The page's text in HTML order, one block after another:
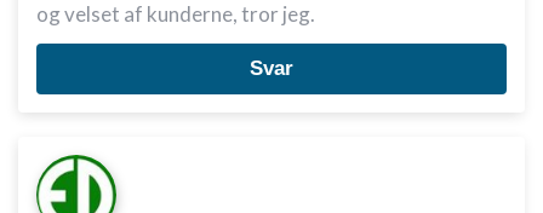
og velset af kunderne, tror jeg.
Svar